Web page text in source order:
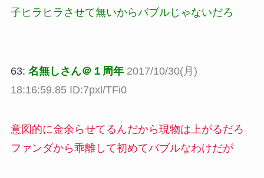
子ヒラヒラさせて無いからバブルじゃないだろ
63: 名無しさん＠１周年 2017/10/30(月)
18:16:59.85 ID:7pxl/TFi0
意図的に金余らせてるんだから現物は上がるだろ
ファンダから乖離して初めてバブルなわけだが